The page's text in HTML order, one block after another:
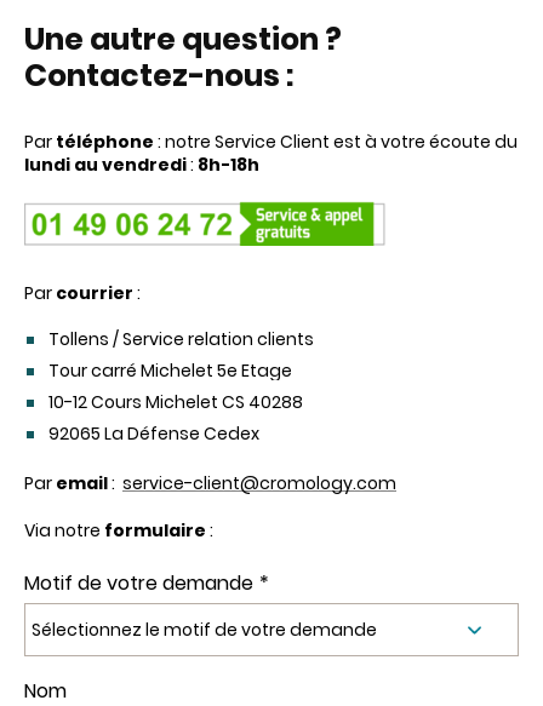
Une autre question ?
Contactez-nous :
Par téléphone : notre Service Client est à votre écoute du
lundi au vendredi: 8h-18h
Par courrier :
Tollens / Service relation clients
Tour carré Michelet 5e Etage
10-12 Cours Michelet CS 40288
92065 La Défense Cedex
Par email: service-client@cromology.com
Via notre formulaire :
Motif de votre demande
Nom